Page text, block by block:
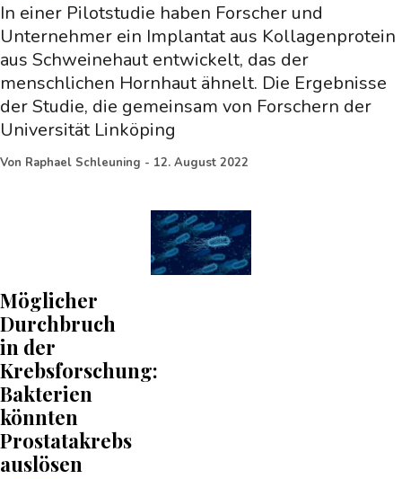
In einer Pilotstudie haben Forscher und
Unternehmer ein Implantat aus Kollagenprotein
aus Schweinehaut entwickelt, das der
menschlichen Hornhaut ähnelt. Die Ergebnisse
der Studie, die gemeinsam von Forschern der
Universität Linköping
Von Raphael Schleuning - 12. August 2022
Möglicher
Durchbruch
in der
Krebsforschung:
Bakterien
könnten
Prostatakrebs
auslösen